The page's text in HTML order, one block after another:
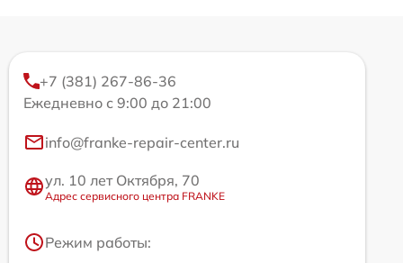
+7 (381) 267-86-36
Ежедневно с 9:00 до 21:00
info@franke-repair-center.ru
ул. 10 лет Октября, 70
Адрес сервисного центра FRANKE
Режим работы: